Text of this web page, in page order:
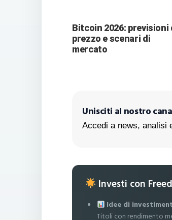
Bitcoin 2026: previsioni
prezzo e scenari di
mercato
Unisciti al nostro
Accedi a news, analisi
Investi con
Idee di
Titoli con rendimento